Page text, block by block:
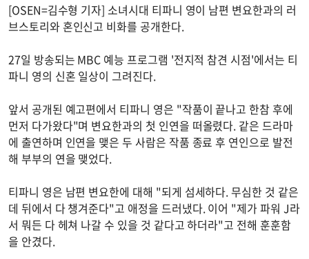
[OSEN=김수형 기자] 소녀시대 티파니 영이 남편 변요한과의 러
브스토리와 혼인신고 비화를 공개한다.
27일 방송되는 MBC 예능 프로그램 '전지적 참견 시점'에서는 티
파니 영의 신혼 일상이 그려진다.
앞서 공개된 예고편에서 티파니 영은 "작품이 끝나고 한참 후에
먼저 다가왔다"며 변요한과의 첫 인연을 떠올렸다. 같은 드라마
에 출연하며 인연을 맺은 두 사람은 작품 종료 후 연인으로 발전
해 부부의 연을 맺었다.
티파니 영은 남편 변요한에 대해 "되게 섬세하다. 무심한 것 같은
데 뒤에서 다 챙겨준다"고 애정을 드러냈다. 이어 "제가 파워 J라
서 뭐든 다 헤쳐 나갈 수 있을 것 같다고 하더라"고 전해 훈훈함
을 안겼다.